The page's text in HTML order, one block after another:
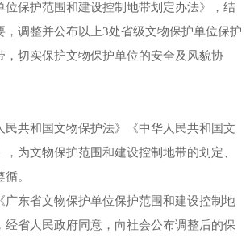
位保护范围和建设控制地带划定办法》，结
，调整并公布以上3处省级文物保护单位保护
，切实保护文物保护单位的安全及风貌协
民共和国文物保护法》《中华人民共和国文
为文物保护范围和建设控制地带的划定、
。
广东省文物保护单位保护范围和建设控制地
经省人民政府同意，向社会公布调整后的保